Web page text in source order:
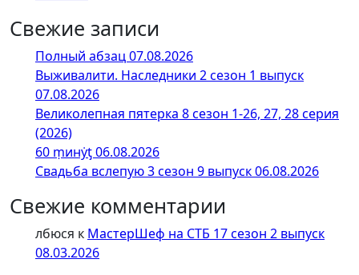
Свежие записи
Полный абзац 07.08.2026
Выживалити. Наследники 2 сезон 1 выпуск
07.08.2026
Великолепная пятерка 8 сезон 1-26, 27, 28 серия
(2026)
60 ṃинẏƫ 06.08.2026
Свадьба вслепую 3 сезон 9 выпуск 06.08.2026
Свежие комментарии
лбюся к МастерШеф на СТБ 17 сезон 2 выпуск
08.03.2026